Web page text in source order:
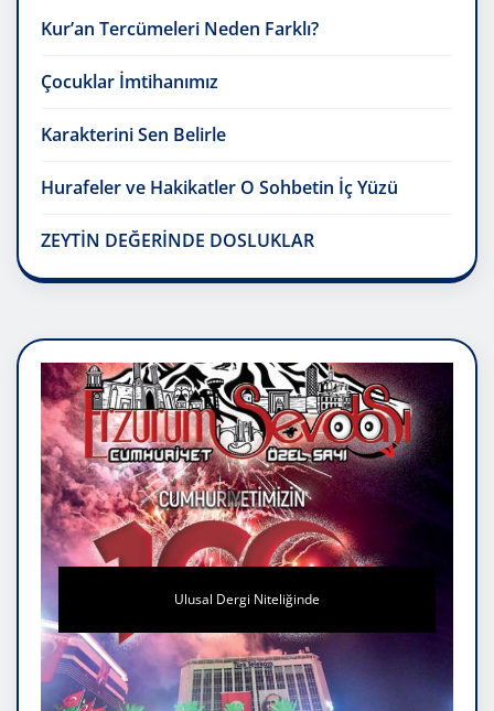
Kur’an Tercümeleri Neden Farklı?
Çocuklar İmtihanımız
Karakterini Sen Belirle
Hurafeler ve Hakikatler O Sohbetin İç Yüzü
ZEYTİN DEĞERİNDE DOSLUKLAR
Ulusal Dergi Niteliğinde